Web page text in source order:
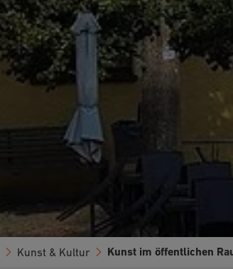
Kunst im öffentlichen
Kunst & Kultur